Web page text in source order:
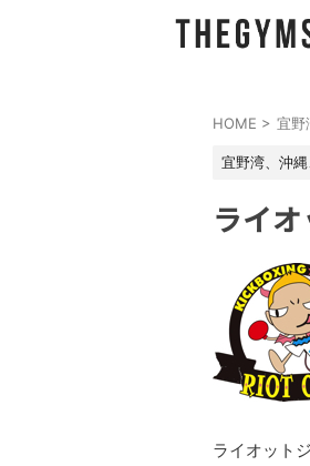
HOME > 宜野
宜野湾、沖
ライ
ライオット